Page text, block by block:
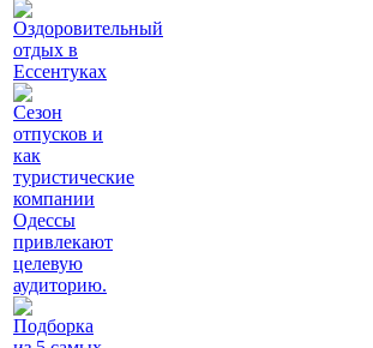
Оздоровительный
отдых в
Ессентуках
Сезон
отпусков и
как
туристические
компании
Одессы
привлекают
целевую
аудиторию.
Подборка